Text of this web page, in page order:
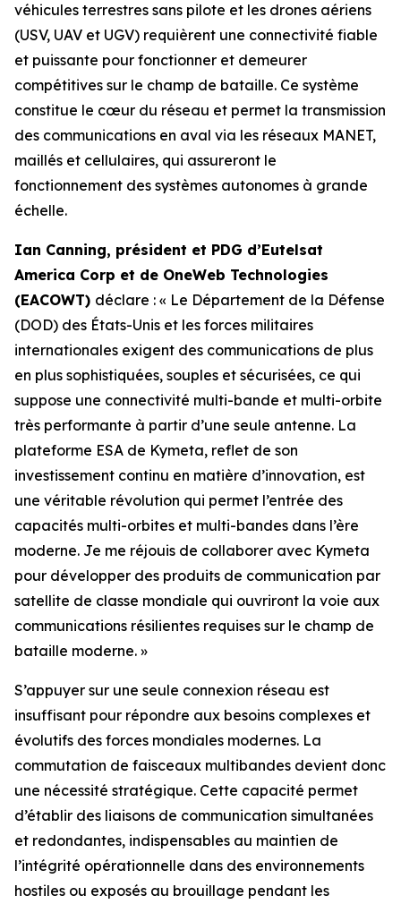
véhicules terrestres sans pilote et les drones aériens
(USV, UAV et UGV) requièrent une connectivité fiable
et puissante pour fonctionner et demeurer
compétitives sur le champ de bataille. Ce système
constitue le cœur du réseau et permet la transmission
des communications en aval via les réseaux MANET,
maillés et cellulaires, qui assureront le
fonctionnement des systèmes autonomes à grande
échelle.
Ian Canning, président et PDG d’Eutelsat
America Corp et de OneWeb Technologies
(EACOWT) déclare : « Le Département de la Défense
(DOD) des États-Unis et les forces militaires
internationales exigent des communications de plus
en plus sophistiquées, souples et sécurisées, ce qui
suppose une connectivité multi-bande et multi-orbite
très performante à partir d’une seule antenne. La
plateforme ESA de Kymeta, reflet de son
investissement continu en matière d’innovation, est
une véritable révolution qui permet l’entrée des
capacités multi-orbites et multi-bandes dans l’ère
moderne. Je me réjouis de collaborer avec Kymeta
pour développer des produits de communication par
satellite de classe mondiale qui ouvriront la voie aux
communications résilientes requises sur le champ de
bataille moderne. »
S’appuyer sur une seule connexion réseau est
insuffisant pour répondre aux besoins complexes et
évolutifs des forces mondiales modernes. La
commutation de faisceaux multibandes devient donc
une nécessité stratégique. Cette capacité permet
d’établir des liaisons de communication simultanées
et redondantes, indispensables au maintien de
l’intégrité opérationnelle dans des environnements
hostiles ou exposés au brouillage pendant les